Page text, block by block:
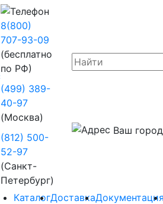
8(800)
707-93-09
(бесплатно
по РФ)
(499) 389-
40-97
(Москва)
(812) 500-
52-97
(Санкт-
Петербург)
Ваш
КаталогДоставка